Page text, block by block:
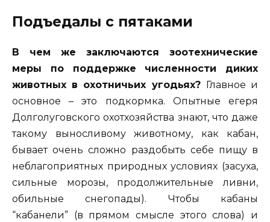
Подъедалы с пятаками
В чем же заключаются зоотехнические
меры по поддержке численности диких
животных в охотничьих угодьях? Главное и
основное – это подкормка. Опытные егеря
Долголуговского охотхозяйства знают, что даже
такому выносливому животному, как кабан,
бывает очень сложно раздобыть себе пищу в
неблагоприятных природных условиях (засуха,
сильные морозы, продолжительные ливни,
обильные снегопады). Чтобы кабаны
“кабанели” (в прямом смысле этого слова) и